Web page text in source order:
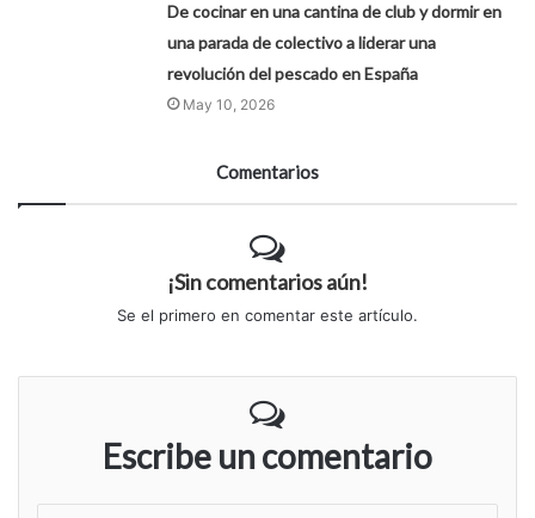
De cocinar en una cantina de club y dormir en
una parada de colectivo a liderar una
revolución del pescado en España
May 10, 2026
Comentarios
¡Sin comentarios aún!
Se el primero en comentar este artículo.
Escribe un comentario